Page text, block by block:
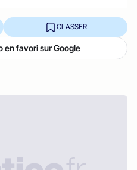
CLASSER
en favori sur Google